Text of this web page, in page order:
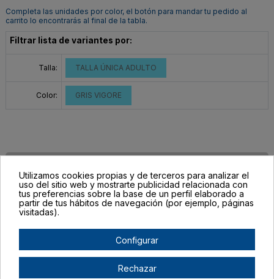
Completa las unidades por color, el botón para mandar tu pedido al
carrito lo encontrarás al final de la tabla.
Filtrar lista de variantes por:
Talla: TALLA ÚNICA ADULTO
Color: GRIS VIGORE
Utilizamos cookies propias y de terceros para analizar el
uso del sitio web y mostrarte publicidad relacionada con
tus preferencias sobre la base de un perfil elaborado a
partir de tus hábitos de navegación (por ejemplo, páginas
visitadas).
Configurar
Rechazar